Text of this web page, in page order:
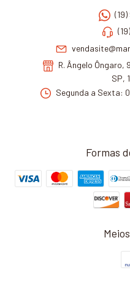
R. Ângelo Ôngaro,
SP,
Segunda a Sexta:
Formas